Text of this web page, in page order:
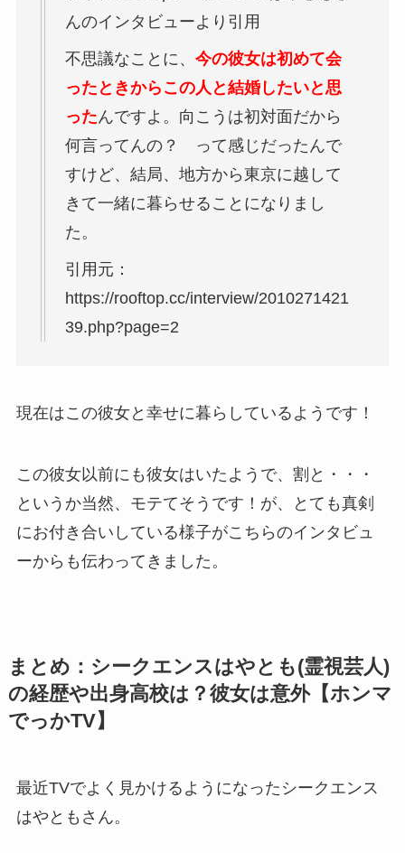
んのインタビューより引用
不思議なことに、 今の彼女は初めて会
ったときからこの人と結婚したいと思
ったんですよ。向こうは初対面だから
何言ってんの？ って感じだったんで
すけど、結局、地方から東京に越して
きて一緒に暮らせることになりまし
た。
引用元：
https://rooftop.cc/interview/2010271421
39.php?page=2
現在はこの彼女と幸せに暮らしているようです！
この彼女以前にも彼女はいたようで、割と・・・
というか当然、モテてそうです！が、とても真剣
にお付き合いしている様子がこちらのインタビュ
ーからも伝わってきました。
まとめ：シークエンスはやとも(霊視芸人)
の経歴や出身高校は？彼女は意外【ホンマ
でっかTV】
最近TVでよく見かけるようになったシークエンス
はやともさん。